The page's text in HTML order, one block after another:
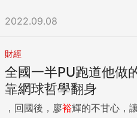
自己的老闆。沒有人能夠考核
刻。 在職場工作時，你都可以為老闆而鞠躬盡瘁，退休後，為
什麼不能為自己而盡情揮灑？ 退休後，我靠「興趣」維生 的
確，興趣不僅讓我結交到知己
光彩。 醫生是救命天使，而我則是鍾情於賦予穿越百年時空的
古董鐘錶新的生命，家裡的各
2022.09.08
財經
全國一半PU跑道他做
靠網球哲學翻身
，回國後，廖裕輝的不甘心，